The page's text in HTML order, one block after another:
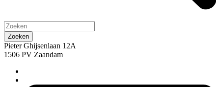
Pieter Ghijsenlaan 12A
1506 PV Zaandam